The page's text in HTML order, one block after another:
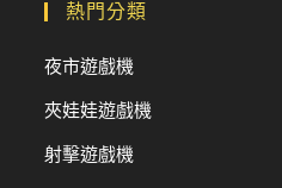
熱門分類
夜市遊戲機
夾娃娃遊戲機
射擊遊戲機